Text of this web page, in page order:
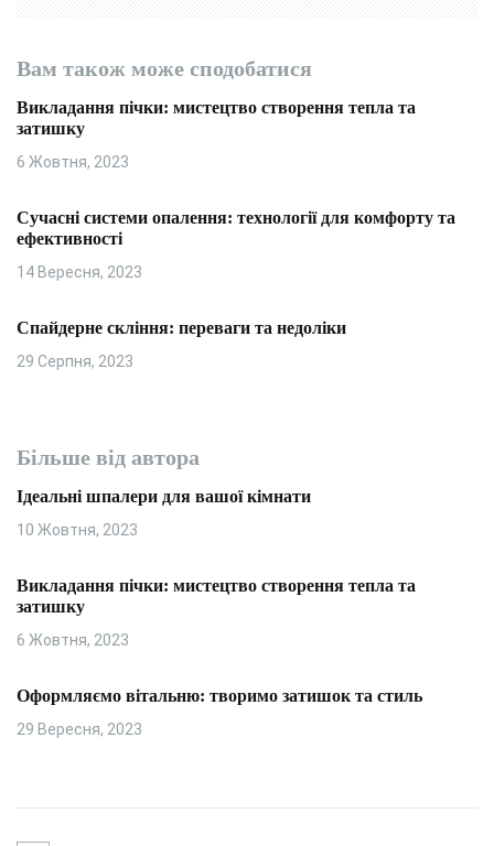
Вам також може сподобатися
Викладання пічки: мистецтво створення тепла та
затишку
6 Жовтня, 2023
Сучасні системи опалення: технології для комфорту та
ефективності
14 Вересня, 2023
Спайдерне скління: переваги та недоліки
29 Серпня, 2023
Більше від автора
Ідеальні шпалери для вашої кімнати
10 Жовтня, 2023
Викладання пічки: мистецтво створення тепла та
затишку
6 Жовтня, 2023
Оформляємо вітальню: творимо затишок та стиль
29 Вересня, 2023